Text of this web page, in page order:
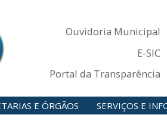
Ouvidoria Municipal
E-SIC
Portal da Transparência
E ÓRGÃOS SERVIÇOS E